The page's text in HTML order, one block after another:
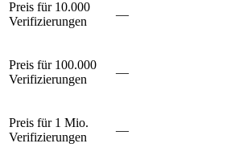
Preis für 10.000
Verifizierungen
—
Preis für 100.000
Verifizierungen
—
Preis für 1 Mio.
Verifizierungen
—